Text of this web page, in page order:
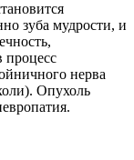
зуба мудрости, и
процесс
нерва
Опухоль